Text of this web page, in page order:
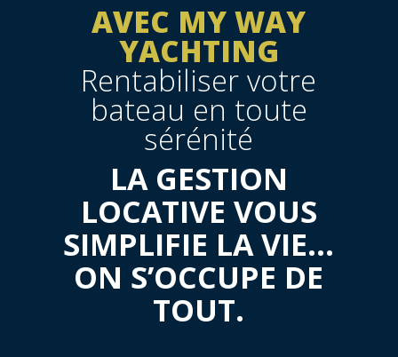
AVEC MY WAY
YACHTING
Rentabiliser votre
bateau en toute
sérénité
LA GESTION
LOCATIVE VOUS
SIMPLIFIE LA VIE…
ON S’OCCUPE DE
TOUT.